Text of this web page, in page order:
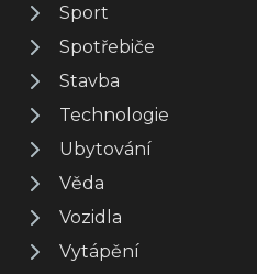
Sport
Spotřebiče
Stavba
Technologie
Ubytování
Věda
Vozidla
Vytápění